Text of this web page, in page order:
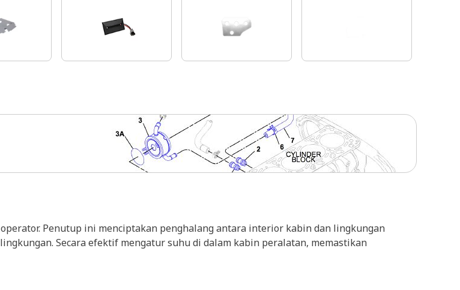
Penutup ini menciptakan penghalang antara interior kabin dan lingkungan
Secara efektif mengatur suhu di dalam kabin peralatan, memastikan